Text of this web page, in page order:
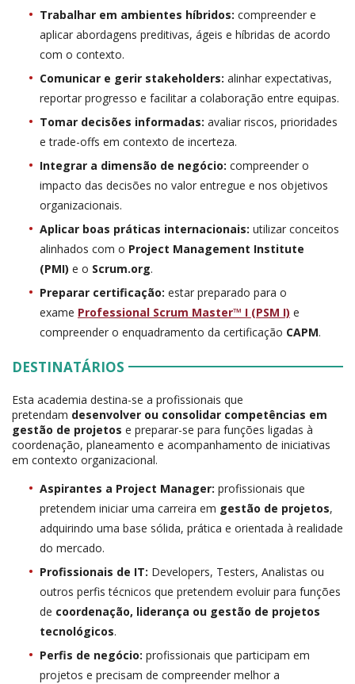
Trabalhar em ambientes híbridos: compreender e
aplicar abordagens preditivas, ágeis e híbridas de acordo
com o contexto.
Comunicar e gerir stakeholders: alinhar expectativas,
reportar progresso e facilitar a colaboração entre equipas.
Tomar decisões informadas: avaliar riscos, prioridades
e trade-offs em contexto de incerteza.
Integrar a dimensão de negócio: compreender o
impacto das decisões no valor entregue e nos objetivos
organizacionais.
Aplicar boas práticas internacionais: utilizar conceitos
alinhados com o Project Management Institute
(PMI) e o Scrum.org.
Preparar certificação: estar preparado para o
exame Professional Scrum Master™ I (PSM I) e
compreender o enquadramento da certificação CAPM.
DESTINATÁRIOS
Esta academia destina-se a profissionais que
pretendam desenvolver ou consolidar competências em
gestão de projetos e preparar-se para funções ligadas à
coordenação, planeamento e acompanhamento de iniciativas
em contexto organizacional.
Aspirantes a Project Manager: profissionais que
pretendem iniciar uma carreira em gestão de projetos,
adquirindo uma base sólida, prática e orientada à realidade
do mercado.
Profissionais de IT: Developers, Testers, Analistas ou
outros perfis técnicos que pretendem evoluir para funções
de coordenação, liderança ou gestão de projetos
tecnológicos.
Perfis de negócio: profissionais que participam em
projetos e precisam de compreender melhor a